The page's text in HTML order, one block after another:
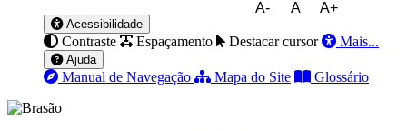
A- A A+
Acessibilidade
Contraste Espaçamento Destacar cursor Mais...
Ajuda
Manual de Navegação Mapa do Site Glossário